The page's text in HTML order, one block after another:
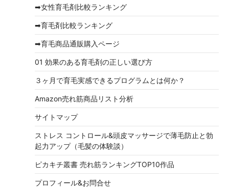
➡女性育毛剤比較ランキング
➡育毛剤比較ランキング
➡育毛商品通販購入ページ
01 効果のある育毛剤の正しい選び方
３ヶ月で育毛実感できるプログラムとは何か？
Amazon売れ筋商品リスト分析
サイトマップ
ストレス コントロール&頭皮マッサージで薄毛防止と勃
起力アップ（毛髪の体験談）
ピカキチ叢書 売れ筋ランキングTOP10作品
プロフィール&お問合せ